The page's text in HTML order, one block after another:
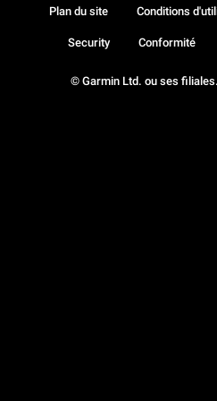
© Garmin Ltd. ou ses
Plan du site Conditions
Security Conformité